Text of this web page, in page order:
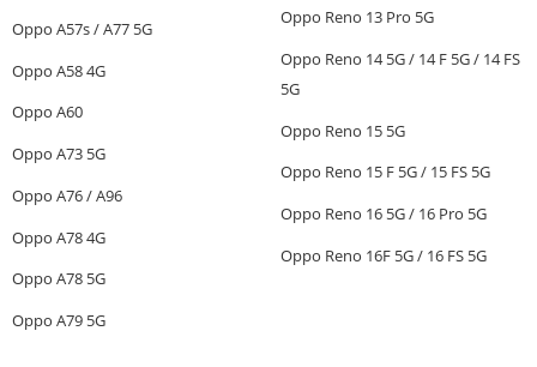
Oppo A57s / A77 5G
Oppo A58 4G
Oppo A60
Oppo A73 5G
Oppo A76 / A96
Oppo A78 4G
Oppo A78 5G
Oppo A79 5G
Oppo Reno 13 Pro 5G
Oppo Reno 14 5G / 14 F 5G / 14 FS
5G
Oppo Reno 15 5G
Oppo Reno 15 F 5G / 15 FS 5G
Oppo Reno 16 5G / 16 Pro 5G
Oppo Reno 16F 5G / 16 FS 5G